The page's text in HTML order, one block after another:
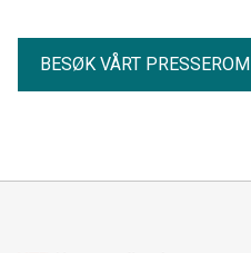
BESØK VÅRT PRESSEROM